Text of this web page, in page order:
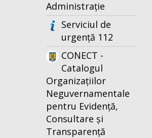
Administrație
Serviciul de
urgență 112
CONECT -
Catalogul
Organizațiilor
Neguvernamentale
pentru Evidență,
Consultare și
Transparență